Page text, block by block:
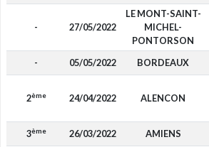
- 27/05/2022
LE MONT-SAINT-
MICHEL-
PONTORSON
- 05/05/2022 BORDEAUX
2ème 24/04/2022 ALENCON
3ème 26/03/2022 AMIENS